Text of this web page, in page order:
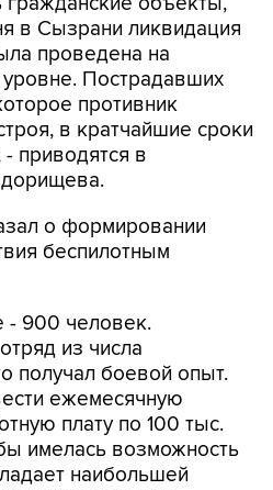
в Сызрани ликвидация
проведена на
Пострадавших
противник
в кратчайшие сроки
приводятся в
о формировании
беспилотным
- 900 человек.
из числа
получал боевой опыт.
ежемесячную
плату по 100 тыс.
имелась возможность
наибольшей